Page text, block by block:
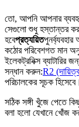
তো, আপনি আপনার ব্যবহৃত
সেগুলো শুধু হস্তান্তর
হবেপ্রত্যয়িত
কঠোর পরিবেশগত মান
ইলেকট্রনিক্স ব্যাটারির
সন্ধান করুন:R2
পরিচালকের সূচক হিসেবে।
সঠিক সঙ্গী খুঁজে পেতে
বলা হলো যেখানে খোঁজ